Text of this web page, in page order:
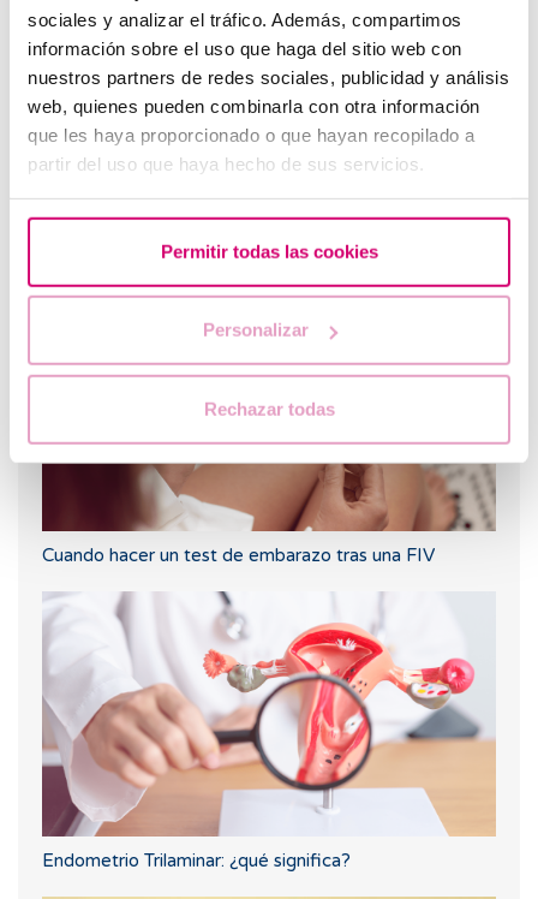
sociales y analizar el tráfico. Además, compartimos
información sobre el uso que haga del sitio web con
nuestros partners de redes sociales, publicidad y análisis
web, quienes pueden combinarla con otra información
que les haya proporcionado o que hayan recopilado a
partir del uso que haya hecho de sus servicios.
Permitir todas las cookies
Personalizar
Rechazar todas
Spotting: ¿Qué es y cómo afecta a la fertilidad?
Cuando hacer un test de embarazo tras una FIV
Endometrio Trilaminar: ¿qué significa?